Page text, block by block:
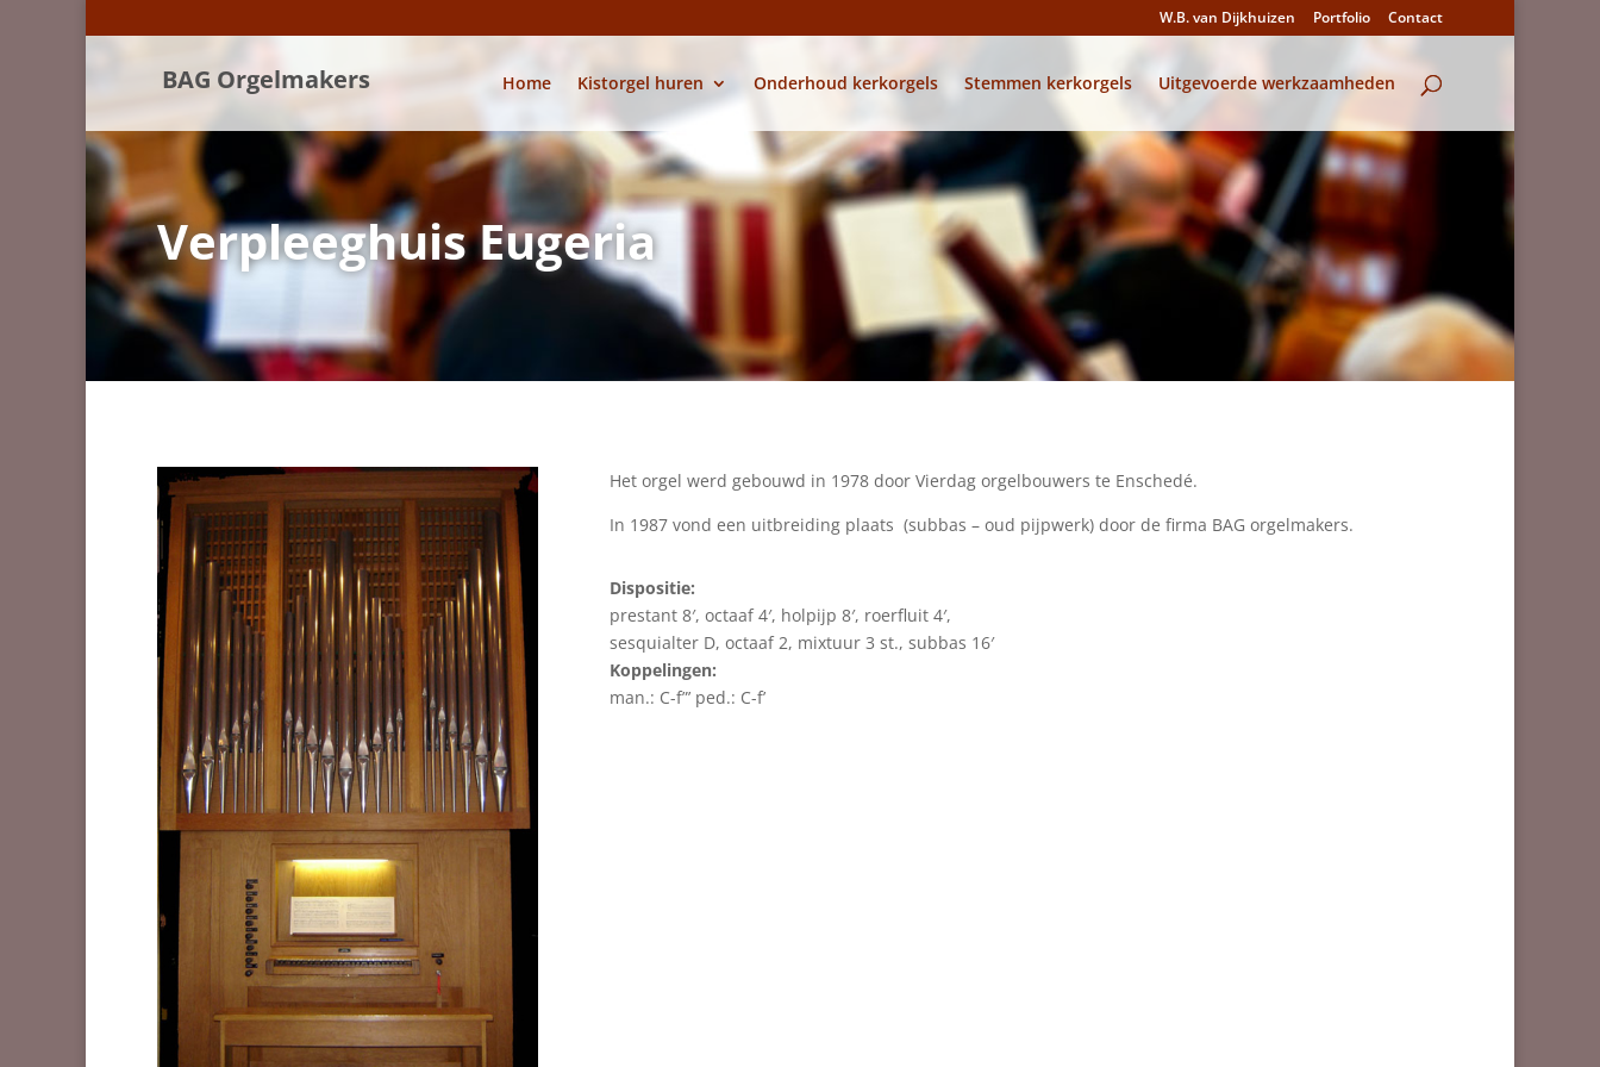
W.B. van Dijkhuizen Portfolio Contact
BAG Orgelmakers Home Kistorgel huren Onderhoud kerkorgels Stemmen kerkorgels Uitgevoerde werkzaamheden
Verpleeghuis Eugeria
Het orgel werd gebouwd in 1978 door Vierdag orgelbouwers te Enschedé.
In 1987 vond een uitbreiding plaats (subbas – oud pijpwerk) door de firma BAG orgelmakers.
Dispositie:
prestant 8′, octaaf 4′, holpijp 8′, roerfluit 4′,
sesquialter D, octaaf 2, mixtuur 3 st., subbas 16′
Koppelingen:
man.: C-f”’ ped.: C-f’